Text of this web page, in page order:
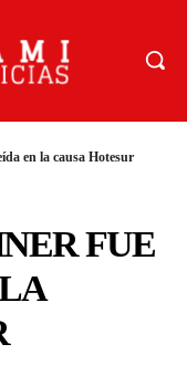
en la causa Hotesur
FUE